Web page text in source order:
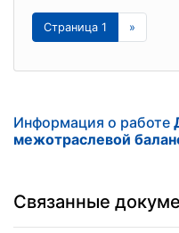
Страница 1 »
Информация о работе
межотраслевой
Связанные